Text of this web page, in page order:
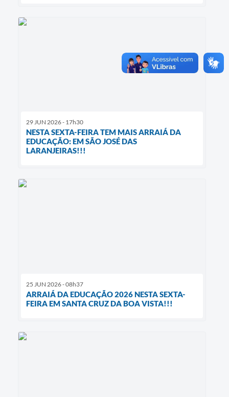
29 JUN 2026 - 17h30
NESTA SEXTA-FEIRA TEM MAIS ARRAIÁ DA
EDUCAÇÃO: EM SÃO JOSÉ DAS
LARANJEIRAS!!!
25 JUN 2026 - 08h37
ARRAIÁ DA EDUCAÇÃO 2026 NESTA SEXTA-
FEIRA EM SANTA CRUZ DA BOA VISTA!!!